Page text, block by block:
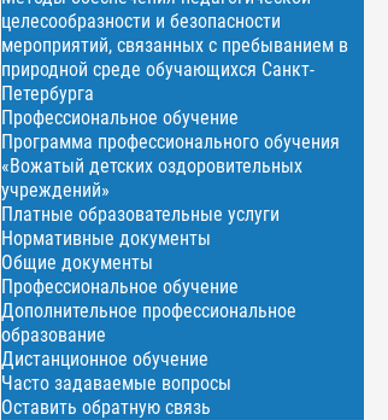
целесообразности и безопасности
мероприятий, связанных с пребыванием в
природной среде обучающихся Санкт-
Петербурга
Профессиональное обучение
Программа профессионального обучения
«Вожатый детских оздоровительных
учреждений»
Платные образовательные услуги
Нормативные документы
Общие документы
Профессиональное обучение
Дополнительное профессиональное
образование
Дистанционное обучение
Часто задаваемые вопросы
Оставить обратную связь